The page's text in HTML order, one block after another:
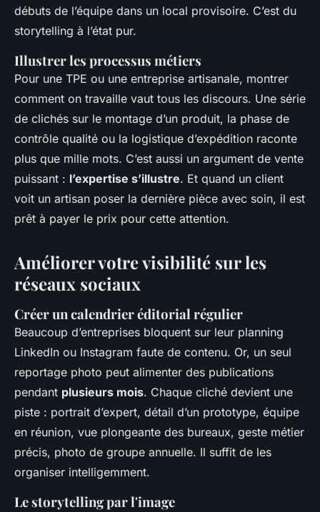
débuts de l’équipe dans un local provisoire. C’est du
storytelling à l’état pur.
Illustrer les processus métiers
Pour une TPE ou une entreprise artisanale, montrer
comment on travaille vaut tous les discours. Une série
de clichés sur le montage d’un produit, la phase de
contrôle qualité ou la logistique d’expédition raconte
plus que mille mots. C’est aussi un argument de vente
puissant : l’expertise s’illustre. Et quand un client
voit un artisan poser la dernière pièce avec soin, il est
prêt à payer le prix pour cette attention.
Améliorer votre visibilité sur les
réseaux sociaux
Créer un calendrier éditorial régulier
Beaucoup d’entreprises bloquent sur leur planning
LinkedIn ou Instagram faute de contenu. Or, un seul
reportage photo peut alimenter des publications
pendant plusieurs mois. Chaque cliché devient une
piste : portrait d’expert, détail d’un prototype, équipe
en réunion, vue plongeante des bureaux, geste métier
précis, photo de groupe annuelle. Il suffit de les
organiser intelligemment.
Le storytelling par l'image